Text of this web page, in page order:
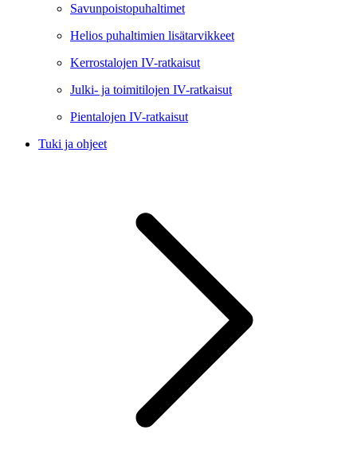
Savunpoistopuhaltimet
Helios puhaltimien lisätarvikkeet
Kerrostalojen IV-ratkaisut
Julki- ja toimitilojen IV-ratkaisut
Pientalojen IV-ratkaisut
Tuki ja ohjeet